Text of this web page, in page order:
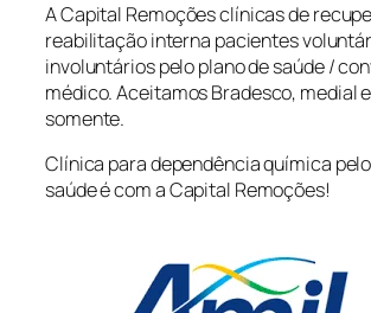
A Capital Remoções clínicas de
reabilitação interna pacientes
involuntários pelo plano de saúde /
médico. Aceitamos Bradesco, medial
somente.
Clínica para dependência química
saúde é com a Capital Remoções!